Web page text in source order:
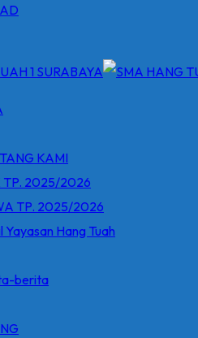
KAMI
TP. 2025/2026
TP. 2025/2026
Yayasan Hang Tuah
berita